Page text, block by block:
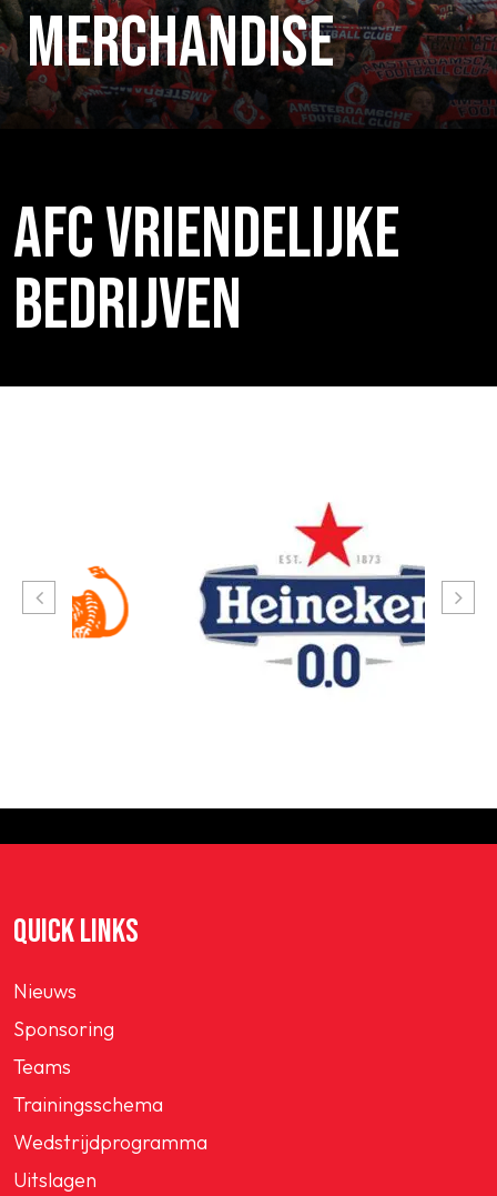
MERCHANDISE
AFC VRIENDELIJKE
BEDRIJVEN
QUICK LINKS
Nieuws
Sponsoring
Teams
Trainingsschema
Wedstrijdprogramma
Uitslagen